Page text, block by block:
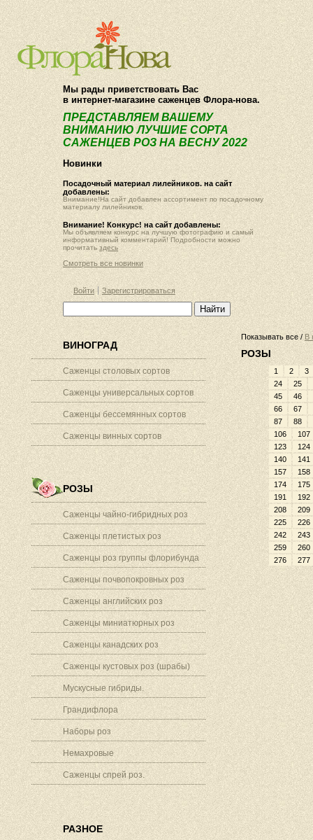
О компании Как купить
Мы рады приветствовать Вас
в интернет-магазине саженцев Флора-нова.
ПРЕДСТАВЛЯЕМ ВАШЕМУ
ВНИМАНИЮ ЛУЧШИЕ СОРТА
САЖЕНЦЕВ РОЗ НА ВЕСНУ 2022
Новинки
Посадочный материал лилейников. на сайт
добавлены:
Внимание!На сайт добавлен ассортимент по посадочному
материалу лилейников.
Внимание! Конкурс! на сайт добавлены:
Мы объявляем конкурс на лучшую фотографию и самый
информативный комментарий! Подробности можно
прочитать здесь
Смотреть все новинки
Войти Зарегистрироваться
ВИНОГРАД
Саженцы столовых сортов
Саженцы универсальных сортов
Саженцы бессемянных сортов
Саженцы винных сортов
РОЗЫ
Саженцы чайно-гибридных роз
Саженцы плетистых роз
Саженцы роз группы флорибунда
Саженцы почвопокровных роз
Саженцы английских роз
Саженцы миниатюрных роз
Саженцы канадских роз
Саженцы кустовых роз (шрабы)
Мускусные гибриды.
Грандифлора
Наборы роз
Немахровые
Саженцы спрей роз.
РАЗНОЕ
Показывать все / В
РОЗЫ
1 2
3
24
25
45
46
66
67
87
88
106
107
123
124
140
141
157
158
174
175
191
192
208
209
225
226
242
243
259
260
276
277